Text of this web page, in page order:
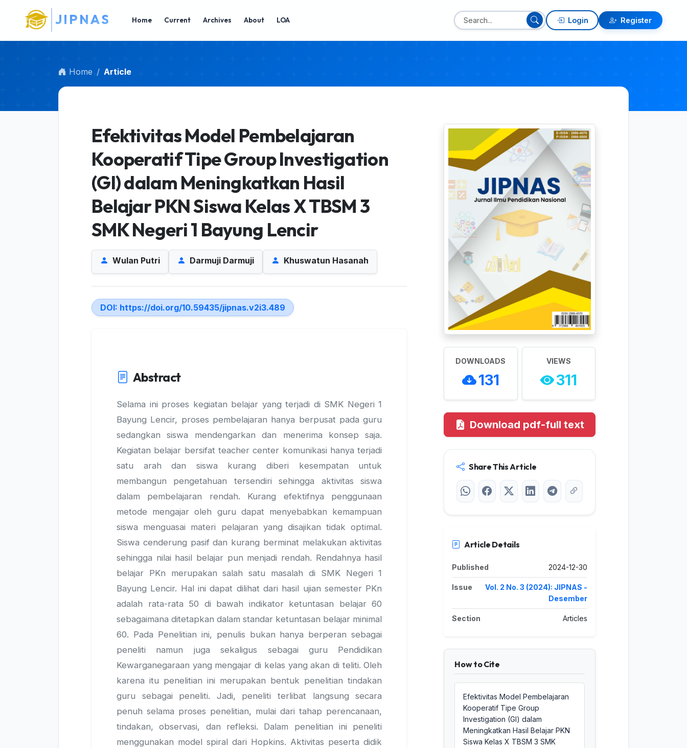
Main Navigation
Main Content
Sidebar
Home Current Archives About LOA Login Register
Home Article
Efektivitas Model Pembelajaran
Kooperatif Tipe Group Investigation
(GI) dalam Meningkatkan Hasil
Belajar PKN Siswa Kelas X TBSM 3
SMK Negeri 1 Bayung Lencir
Wulan Putri Darmuji Darmuji Khuswatun Hasanah
DOI: https://doi.org/10.59435/jipnas.v2i3.489
Abstract
Selama ini proses kegiatan belajar yang terjadi di SMK Negeri 1
Bayung Lencir, proses pembelajaran hanya berpusat pada guru
sedangkan siswa mendengarkan dan menerima konsep saja.
Kegiatan belajar bersifat teacher center komunikasi hanya terjadi
satu arah dan siswa kurang diberi kesempatan untuk
membangun pengetahuan tersendiri sehingga aktivitas siswa
dalam pembelajaran rendah. Kurang efektifnya penggunaan
metode mengajar oleh guru dapat menyebabkan kemampuan
siswa menguasai materi pelajaran yang disajikan tidak optimal.
Siswa cenderung pasif dan kurang berminat melakukan aktivitas
sehingga nilai hasil belajar pun menjadi rendah. Rendahnya hasil
belajar PKn merupakan salah satu masalah di SMK Negeri 1
Bayung Lencir. Hal ini dapat dilihat dari hasil ujian semester PKn
adalah rata-rata 50 di bawah indikator ketuntasan belajar 60
sebagaimana ditetapkan dalam standar ketuntasan belajar minimal
60. Pada Penelitian ini, penulis bukan hanya berperan sebagai
peneliti namun juga sekaligus sebagai guru Pendidikan
Kewarganegaraan yang mengajar di kelas yang akan di teliti. Oleh
karena itu penelitian ini merupakan bentuk penelitian tindakan
guru sebagai peneliti. Jadi, peneliti terlibat langsung secara
penuh selama proses penelitian, mulai dari tahap perencanaan,
tindakan, observasi, dan refleksi. Dalam penelitian ini peneliti
menggunakan model spiral dari Hopkins. Aktivitas peserta didik
DOWNLOADS
131
VIEWS
311
Download pdf-full text
Share This Article
Article Details
Published 2024-12-30
Issue
Vol. 2 No. 3 (2024): JIPNAS -
Desember
Section Articles
How to Cite
Efektivitas Model Pembelajaran
Kooperatif Tipe Group
Investigation (GI) dalam
Meningkatkan Hasil Belajar PKN
Siswa Kelas X TBSM 3 SMK